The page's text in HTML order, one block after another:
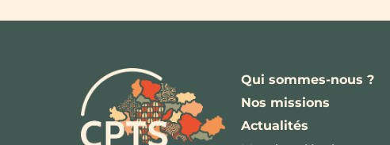
Qui sommes-nous ?
Nos missions
Actualités